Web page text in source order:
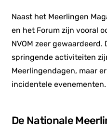
Naast het Meerlingen
en het Forum zijn vooral
NVOM zeer gewaardeerd.
springende activiteiten
Meerlingendagen, maar
incidentele evenementen.
De Nationale